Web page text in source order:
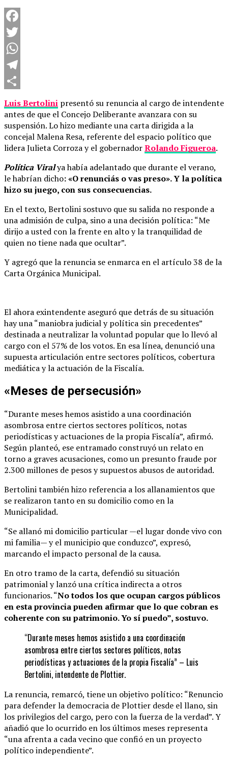
Facebook
Twitter
WhatsApp
Telegram
Luis Bertolini presentó su renuncia al cargo de intendente
antes de que el Concejo Deliberante avanzara con su
suspensión. Lo hizo mediante una carta dirigida a la
concejal Malena Resa, referente del espacio político que
lidera Julieta Corroza y el gobernadorRolando Figueroa.
Política Viralya había adelantado que durante el verano,
le habrían dicho: «O renunciás o vas preso». Y la política
hizo su juego, con sus consecuencias.
En el texto, Bertolini sostuvo que su salida no responde a
una admisión de culpa, sino a una decisión política: “Me
dirijo a usted con la frente en alto y la tranquilidad de
quien no tiene nada que ocultar”.
Y agregó que la renuncia se enmarca en el artículo 38 de la
Carta Orgánica Municipal.
El ahora exintendente aseguró que detrás de su situación
hay una “maniobra judicial y política sin precedentes”
destinada a neutralizar la voluntad popular que lo llevó al
cargo con el 57% de los votos. En esa línea, denunció una
supuesta articulación entre sectores políticos, cobertura
mediática y la actuación de la Fiscalía.
«Meses de persecusión»
“Durante meses hemos asistido a una coordinación
asombrosa entre ciertos sectores políticos, notas
periodísticas y actuaciones de la propia Fiscalía”, afirmó.
Según planteó, ese entramado construyó un relato en
torno a graves acusaciones, como un presunto fraude por
2.300 millones de pesos y supuestos abusos de autoridad.
Bertolini también hizo referencia a los allanamientos que
se realizaron tanto en su domicilio como en la
Municipalidad.
“Se allanó mi domicilio particular —el lugar donde vivo con
mi familia— y el municipio que conduzco”, expresó,
marcando el impacto personal de la causa.
En otro tramo de la carta, defendió su situación
patrimonial y lanzó una crítica indirecta a otros
funcionarios. “No todos los que ocupan cargos públicos
en esta provincia pueden afirmar que lo que cobran es
coherente con su patrimonio. Yo sí puedo”, sostuvo.
“Durante meses hemos asistido a una coordinación
asombrosa entre ciertos sectores políticos, notas
periodísticas y actuaciones de la propia Fiscalía” – Luis
Bertolini, intendente de Plottier.
La renuncia, remarcó, tiene un objetivo político: “Renuncio
para defender la democracia de Plottier desde el llano, sin
los privilegios del cargo, pero con la fuerza de la verdad”. Y
añadió que lo ocurrido en los últimos meses representa
“una afrenta a cada vecino que confió en un proyecto
político independiente”.